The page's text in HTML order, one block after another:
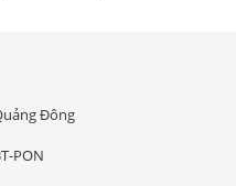
Đông
PON